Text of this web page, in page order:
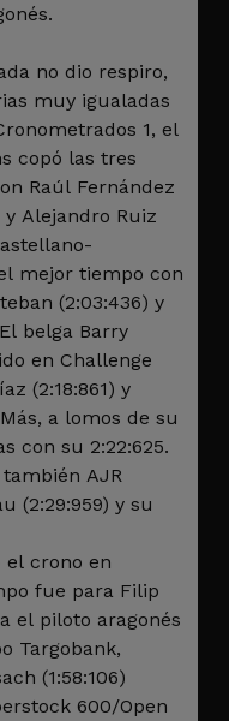
no dio respiro,
muy igualadas
1, el
copó las tres
Raúl Fernández
y Alejandro Ruiz
mejor tiempo con
(2:03:436) y
belga Barry
en Challenge
(2:18:861) y
a lomos de su
con su 2:22:625.
AJR
(2:29:959) y su
el crono en
fue para Filip
el piloto aragonés
Targobank,
(1:58:106)
600/Open